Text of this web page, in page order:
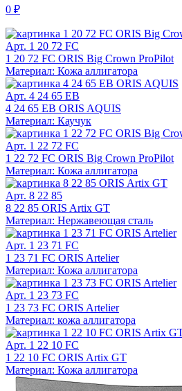
0 ₽
Арт. 1 20 72 FC
1 20 72 FC ORIS Big Crown ProPilot
Материал: Кожа аллигатора
Арт. 4 24 65 EB
4 24 65 EB ORIS AQUIS
Материал: Каучук
Арт. 1 22 72 FC
1 22 72 FC ORIS Big Crown ProPilot
Материал: Кожа аллигатора
Арт. 8 22 85
8 22 85 ORIS Artix GT
Материал: Нержавеющая сталь
Арт. 1 23 71 FC
1 23 71 FC ORIS Artelier
Материал: Кожа аллигатора
Арт. 1 23 73 FC
1 23 73 FC ORIS Artelier
Материал: кожа аллигатора
Арт. 1 22 10 FC
1 22 10 FC ORIS Artix GT
Материал: Кожа аллигатора